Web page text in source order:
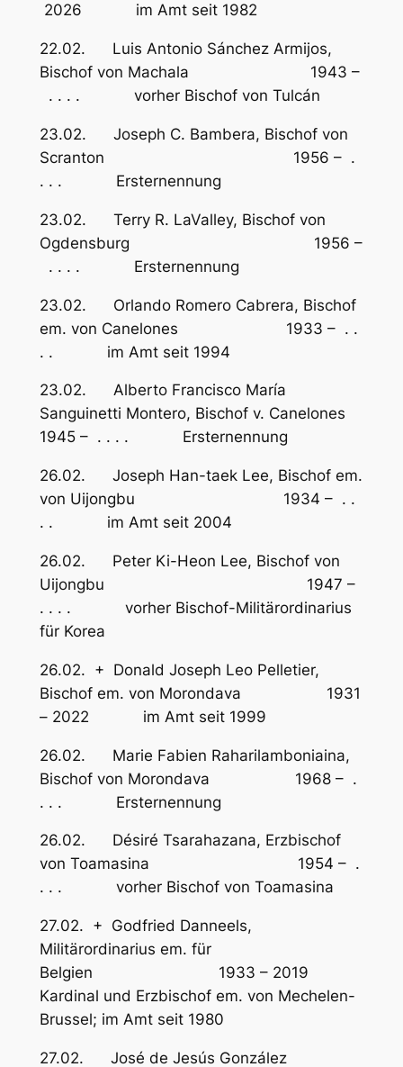
2026 im Amt seit 1982
22.02. Luis Antonio Sánchez Armijos,
Bischof von Machala 1943 –
. . . . vorher Bischof von Tulcán
23.02. Joseph C. Bambera, Bischof von
Scranton 1956 – .
. . . Ersternennung
23.02. Terry R. LaValley, Bischof von
Ogdensburg 1956 –
. . . . Ersternennung
23.02. Orlando Romero Cabrera, Bischof
em. von Canelones 1933 – . .
. . im Amt seit 1994
23.02. Alberto Francisco María
Sanguinetti Montero, Bischof v. Canelones
1945 – . . . . Ersternennung
26.02. Joseph Han-taek Lee, Bischof em.
von Uijongbu 1934 – . .
. . im Amt seit 2004
26.02. Peter Ki-Heon Lee, Bischof von
Uijongbu 1947 –
. . . . vorher Bischof-Militärordinarius
für Korea
26.02. + Donald Joseph Leo Pelletier,
Bischof em. von Morondava 1931
– 2022 im Amt seit 1999
26.02. Marie Fabien Raharilamboniaina,
Bischof von Morondava 1968 – .
. . . Ersternennung
26.02. Désiré Tsarahazana, Erzbischof
von Toamasina 1954 – .
. . . vorher Bischof von Toamasina
27.02. + Godfried Danneels,
Militärordinarius em. für
Belgien 1933 – 2019
Kardinal und Erzbischof em. von Mechelen-
Brussel; im Amt seit 1980
27.02. José de Jesús González